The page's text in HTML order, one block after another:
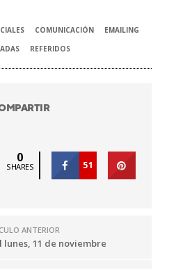
COMUNICACIÓN
EMAILING
REFERIDOS
0
SHARES 51
ANTERIOR
11 de noviembre